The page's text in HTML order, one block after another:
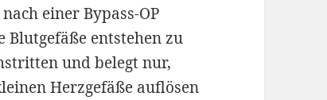
einer Bypass-OP
Blutgefäße entstehen zu
und belegt nur,
Herzgefäße auflösen